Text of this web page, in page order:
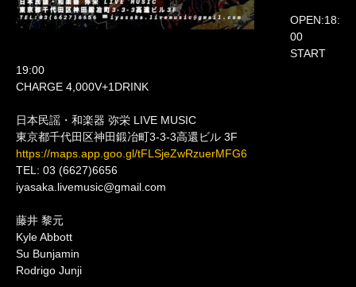
OPEN:18:
00
START
19:00
CHARGE 4,000V+1DRINK
日本民謡・和楽器 弥栄 LIVE MUSIC
東京都千代田区神田鍛冶町3-3-3高還ビル 3F
https://maps.app.goo.gl/tFLSjeZwRzuerMFG6
TEL: 03 (6627)6656
iyasaka.livemusic@gmail.com
藤井 黎元
Kyle Abbott
Su Bunjamin
Rodrigo Junji